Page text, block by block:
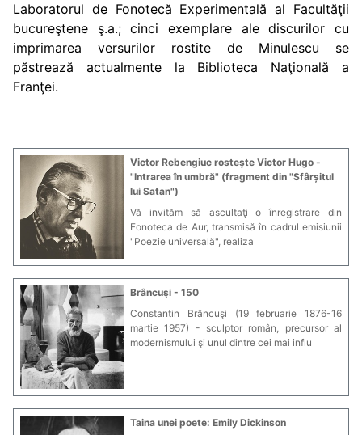
Laboratorul de Fonotecă Experimentală al Facultăţii
bucureştene ş.a.; cinci exemplare ale discurilor cu
imprimarea versurilor rostite de Minulescu se
păstrează actualmente la Biblioteca Naţională a
Franţei.
Victor Rebengiuc rosteşte Victor Hugo -
"Intrarea în umbră" (fragment din "Sfârșitul
lui Satan")
Vă invităm să ascultaţi o înregistrare din
Fonoteca de Aur, transmisă în cadrul emisiunii
"Poezie universală", realiza
Brâncuşi - 150
Constantin Brâncuşi (19 februarie 1876-16
martie 1957) - sculptor român, precursor al
modernismului şi unul dintre cei mai influ
Taina unei poete: Emily Dickinson